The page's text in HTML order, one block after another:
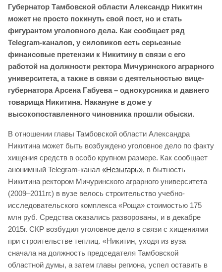
Губернатор Тамбовской области Александр Никитин
может не просто покинуть свой пост, но и стать
фигурантом уголовного дела. Как сообщает ряд
Telegram-каналов, у силовиков есть серьезные
финансовые претензии к Никитину в связи с его
работой на должности ректора Мичуринского аграрного
университета, а также в связи с деятельностью вице-
губернатора Арсена Габуева – однокурсника и давнего
товарища Никитина. Накануне в доме у
высокопоставленного чиновника прошли обыски.
В отношении главы Тамбовской области Александра
Никитина может быть возбуждено уголовное дело по факту
хищения средств в особо крупном размере. Как сообщает
анонимный Telegram-канал «Незыгарь», в бытность
Никитина ректором Мичуринского аграрного университета
(2009–2011гг.) в вузе велось строительство учебно-
исследовательского комплекса «Роща» стоимостью 175
млн руб. Средства оказались разворованы, и в декабре
2015г. СКР возбудил уголовное дело в связи с хищениями
при строительстве теплиц. «Никитин, уходя из вуза
сначала на должность председателя Тамбовской
областной думы, а затем главы региона, успел оставить в